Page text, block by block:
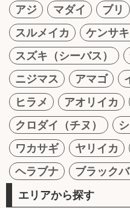
アジ マダイ ブリ
スルメイカ
ケンサ
スズキ（シーバス）
ニジマス
アマゴ
ヒラメ
アオリイカ
クロダイ（チヌ）
ワカサギ
ヤリイカ
ヘラブナ
ブラック
エリアから探す